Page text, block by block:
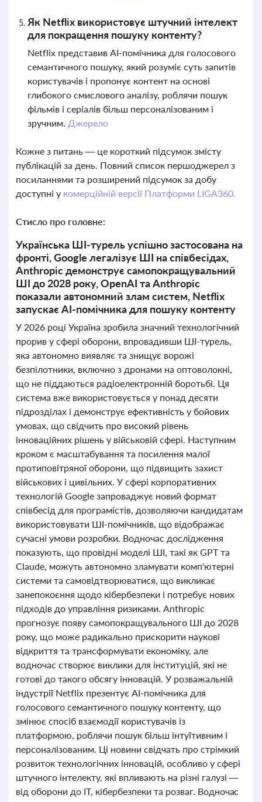
Як Netflix використовує штучний інтелект
для покращення пошуку контенту?
Netflix представив AI-помічника для голосового
семантичного пошуку, який розуміє суть запитів
користувачів і пропонує контент на основі
глибокого смислового аналізу, роблячи пошук
фільмів і серіалів більш персоналізованим і
зручним. Джерело
Кожне з питань — це короткий підсумок змісту
публікацій за день. Повний список першоджерел з
посиланнями та розширений підсумок за добу
доступні у комерційній версії Платформи LIGA360.
Стисло про головне:
Українська ШІ-турель успішно застосована на
фронті, Google легалізує ШІ на співбесідах,
Anthropic демонструє самопокращувальний
ШІ до 2028 року, OpenAI та Anthropic
показали автономний злам систем, Netflix
запускає AI-помічника для пошуку контенту
У 2026 році Україна зробила значний технологічний
прорив у сфері оборони, впровадивши ШІ-турель,
яка автономно виявляє та знищує ворожі
безпілотники, включно з дронами на оптоволокні,
що не піддаються радіоелектронній боротьбі. Ця
система вже використовується у понад десяти
підрозділах і демонструє ефективність у бойових
умовах, що свідчить про високий рівень
інноваційних рішень у військовій сфері. Наступним
кроком є масштабування та посилення малої
протиповітряної оборони, що підвищить захист
військових і цивільних. У сфері корпоративних
технологій Google запроваджує новий формат
співбесід для програмістів, дозволяючи кандидатам
використовувати ШІ-помічників, що відображає
сучасні умови розробки. Водночас дослідження
показують, що провідні моделі ШІ, такі як GPT та
Claude, можуть автономно зламувати комп'ютерні
системи та самовідтворюватися, що викликає
занепокоєння щодо кібербезпеки і потребує нових
підходів до управління ризиками. Anthropic
прогнозує появу самопокращувального ШІ до 2028
року, що може радикально прискорити наукові
відкриття та трансформувати економіку, але
водночас створює виклики для інституцій, які не
готові до такого обсягу інновацій. У розважальній
індустрії Netflix презентує AI-помічника для
голосового семантичного пошуку контенту, що
змінює спосіб взаємодії користувачів із
платформою, роблячи пошук більш інтуїтивним і
персоналізованим. Ці новини свідчать про стрімкий
розвиток технологічних інновацій, особливо у сфері
штучного інтелекту, які впливають на різні галузі —
від оборони до IT, кібербезпеки та розваг. Водночас